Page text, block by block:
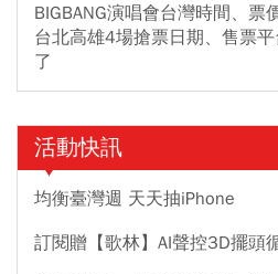
BIGBANG演唱會台灣時間、票
台北高雄4場搶票日期、售票
了
活動快訊
均衡臺灣週 天天抽iPhone
訂閱贈【歌林】AI聲控3D擺頭